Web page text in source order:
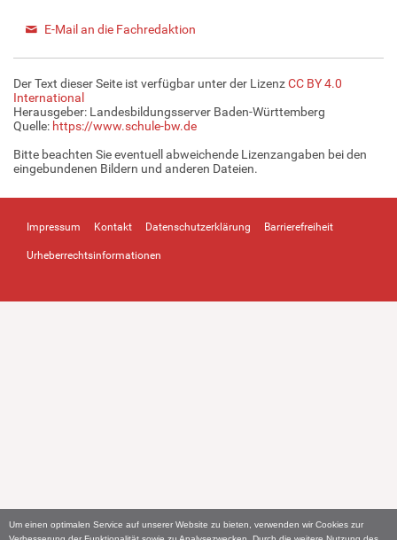
Um einen optimalen Service auf unserer Website zu bieten, verwenden wir Cookies zur
E-Mail an die Fachredaktion
Der Text dieser Seite ist verfügbar unter der LizenzCC BY 4.0
International
Herausgeber: Landesbildungsserver Baden-Württemberg
Quelle: https://www.schule-bw.de
Bitte beachten Sie eventuell abweichende Lizenzangaben bei den
eingebundenen Bildern und anderen Dateien.
Impressum Kontakt Datenschutzerklärung Barrierefreiheit
Urheberrechtsinformationen